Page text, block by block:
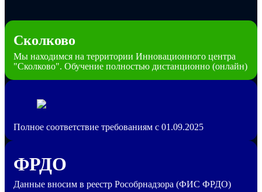
Сколково
Мы находимся на территории Инновационного центра
"Сколково". Обучение полностью дистанционно (онлайн)
Полное соответствие требованиям с 01.09.2025
ФРДО
Данные вносим в реестр Рособрнадзора (ФИС ФРДО)